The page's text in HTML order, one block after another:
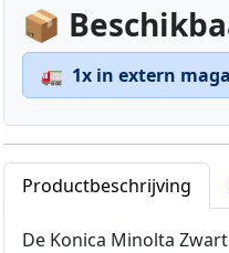
📦
🚛 1x in extern
Productbeschrijving
De Konica Minolta